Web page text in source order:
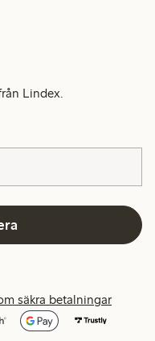
Lindex.
säkra betalningar